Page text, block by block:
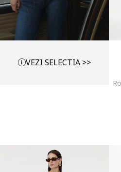
VEZI SELECTIA >>